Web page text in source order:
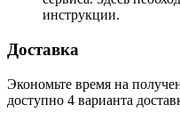
инструкции.
Доставка
Экономьте время на
доступно 4 варианта